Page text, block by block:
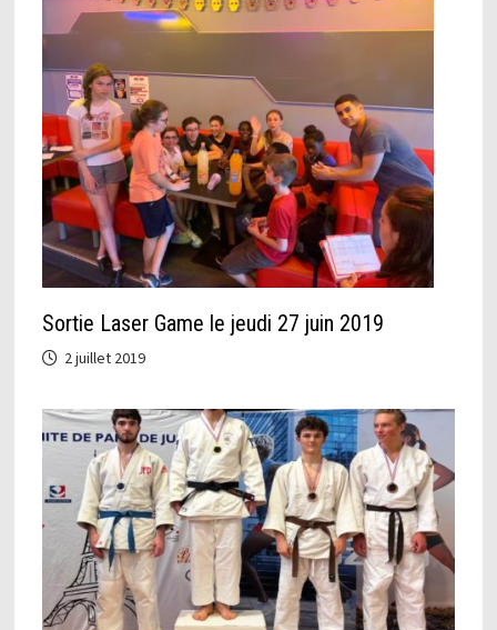
Sortie Laser Game le jeudi 27 juin 2019
2 juillet 2019